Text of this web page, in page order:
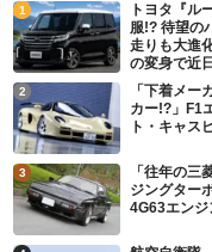
トヨタ『ル
服!? 待望の
走りも大進
の変身で近
「下着メー
カー!?」F1
ト・キャス
「往年の三
ジングター
4G63エンジ